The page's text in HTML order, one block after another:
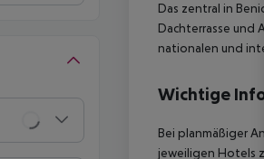
Das zentral in
Dachterrasse
nationalen und
Wichtige
Bei planmäßiger
jeweiligen Hotels